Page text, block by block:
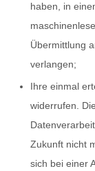
haben, in
Übermittlung
verlangen;
Ihre einmal
widerrufen.
Zukunft nicht
sich bei einer